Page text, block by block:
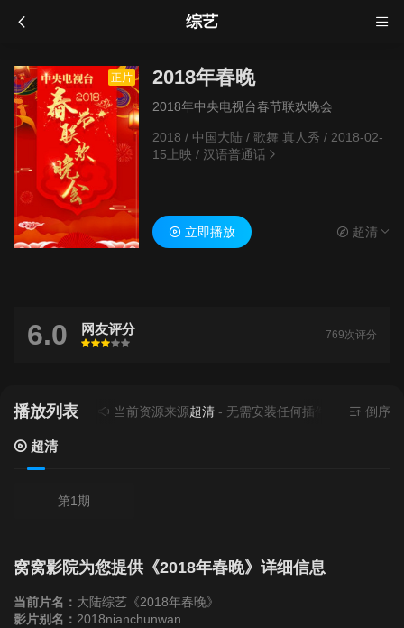
综艺
正片 2018年春晚
2018年中央电视台春节联欢晚会
2018 / 中国大陆 / 歌舞 真人秀/ 2018-02-
15上映 / 汉语普通话
立即播放 超清
6.0 网友评分
很差
较差还行推荐力荐
769次评分
播放列表 当前资源来源超清- 无需安装任何插件 倒序
超清
第1期
窝窝影院为您提供《2018年春晚》详细信息
当前片名： 大陆综艺《2018年春晚》
影片别名： 2018nianchunwan